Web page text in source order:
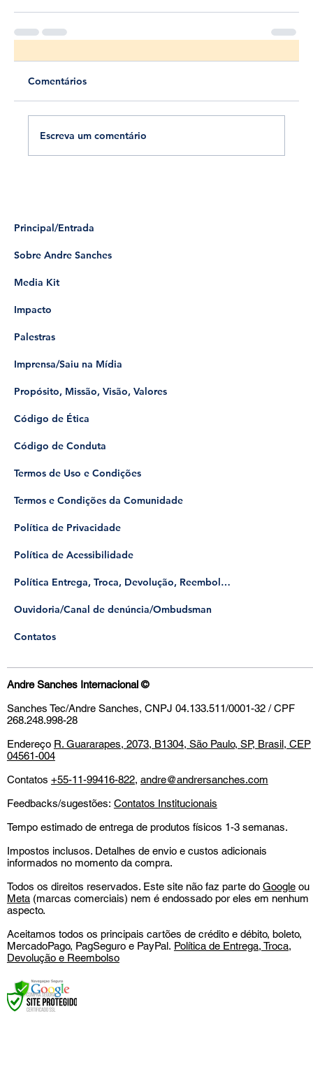
Comentários
Escreva um comentário
Principal/Entrada
Sobre Andre Sanches
Media Kit
Impacto
Palestras
Imprensa/Saiu na Mídia
Propósito, Missão, Visão, Valores
Código de Ética
Código de Conduta
Termos de Uso e Condições
Termos e Condições da Comunidade
Política de Privacidade
Política de Acessibilidade
Política Entrega, Troca, Devolução, Reembolso
​Ouvidoria/Canal de denúncia/Ombudsman
Contatos
Andre Sanches Internacional©
Sanches Tec/Andre Sanches, CNPJ 04.133.511/0001-32 / CPF
268.248.998-28
Endereço R. Guararapes, 2073, B1304, São Paulo, SP, Brasil, CEP
04561-004
Contatos +55-11-99416-822, andre@andrersanches.com
Feedbacks/sugestões: Contatos Institucionais
Tempo estimado de entrega de produtos físicos 1-3 semanas.
Impostos inclusos. Detalhes de envio e custos adicionais
informados no momento da compra.
Todos os direitos reservados. Este site não faz parte do Googleou
Meta(marcas comerciais) nem é endossado por eles em nenhum
aspecto.
Aceitamos todos os principais cartões de crédito e débito, boleto,
MercadoPago, PagSeguro e PayPal. Política de Entrega, Troca,
Devolução e Reembolso